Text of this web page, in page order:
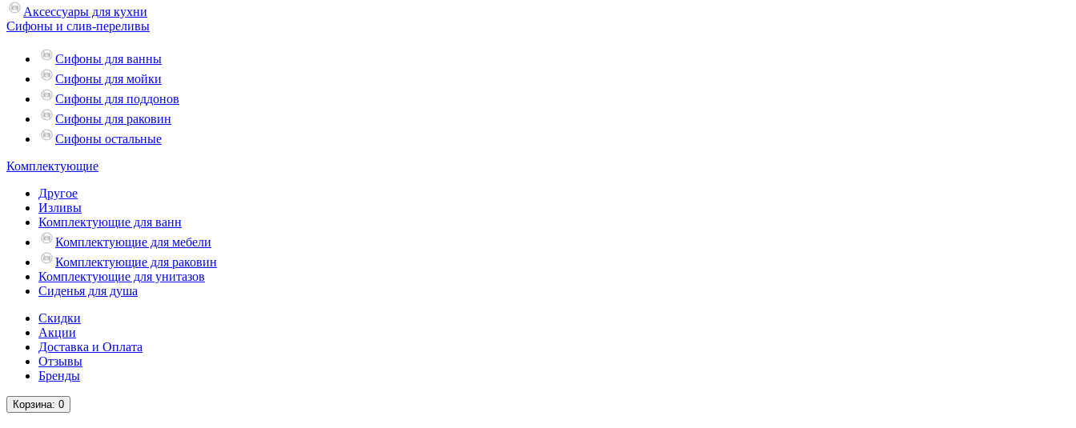
Аксессуары для кухни
Сифоны и слив-переливы
Сифоны для ванны
Сифоны для мойки
Сифоны для поддонов
Сифоны для раковин
Сифоны остальные
Комплектующие
Другое
Изливы
Комплектующие для ванн
Комплектующие для мебели
Комплектующие для раковин
Комплектующие для унитазов
Сиденья для душа
Скидки
Акции
Доставка и Оплата
Отзывы
Бренды
Корзина: 0